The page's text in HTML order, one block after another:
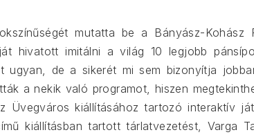
mutatta be a Bányász-
hivatott imitálni a világ 10 legjobb
ugyan, de a sikerét mi sem bizonyítja
a nekik való programot, hiszen
kiállításához tartozó interaktív
kiállításban tartott tárlatvezetést, Varga